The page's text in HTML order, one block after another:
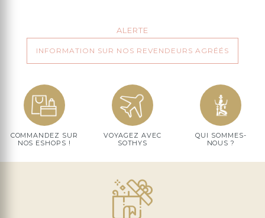
ALERTE
INFORMATION SUR NOS REVENDEURS AGRÉÉS
COMMANDEZ SUR
NOS ESHOPS !
VOYAGEZ AVEC
SOTHYS
QUI SOMMES-
NOUS ?